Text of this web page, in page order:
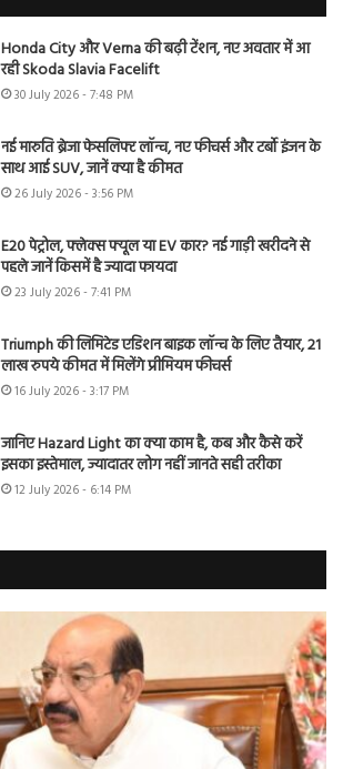
Honda City और Verna की बढ़ी टेंशन, नए अवतार में आ
रही Skoda Slavia Facelift
30 July 2026 - 7:48 PM
नई मारुति ब्रेजा फेसलिफ्ट लॉन्च, नए फीचर्स और टर्बो इंजन के
साथ आई SUV, जानें क्या है कीमत
26 July 2026 - 3:56 PM
E20 पेट्रोल, फ्लेक्स फ्यूल या EV कार? नई गाड़ी खरीदने से
पहले जानें किसमें है ज्यादा फायदा
23 July 2026 - 7:41 PM
Triumph की लिमिटेड एडिशन बाइक लॉन्च के लिए तैयार, 21
लाख रुपये कीमत में मिलेंगे प्रीमियम फीचर्स
16 July 2026 - 3:17 PM
जानिए Hazard Light का क्या काम है, कब और कैसे करें
इसका इस्तेमाल, ज्यादातर लोग नहीं जानते सही तरीका
12 July 2026 - 6:14 PM